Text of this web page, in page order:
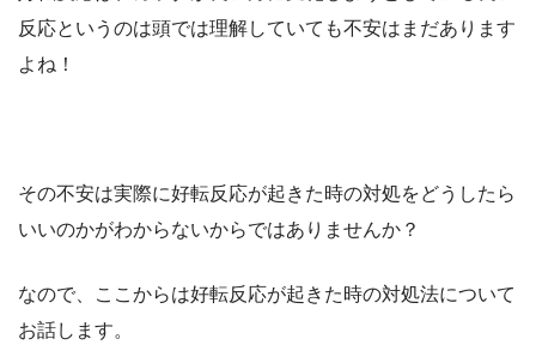
反応というのは頭では理解していても不安はまだあります
よね！
その不安は実際に好転反応が起きた時の対処をどうしたら
いいのかがわからないからではありませんか？
なので、ここからは好転反応が起きた時の対処法について
お話します。